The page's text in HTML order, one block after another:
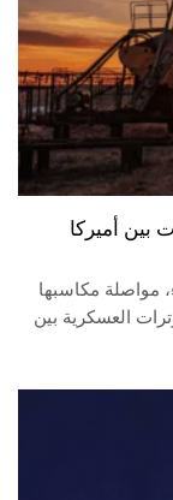
بين أميركا
مواصلة مكاسبها
العسكرية بين